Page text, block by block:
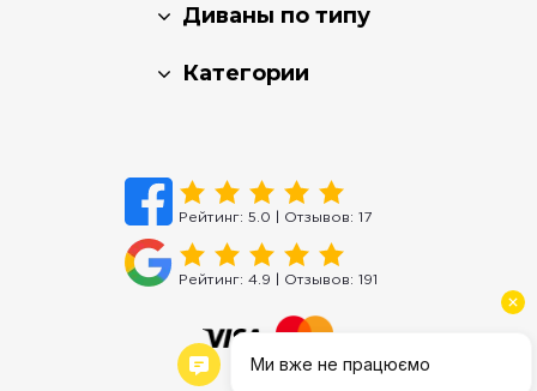
Диваны по типу
Категории
Рейтинг: 5.0 | Отзывов: 17
Рейтинг: 4.9 | Отзывов: 191